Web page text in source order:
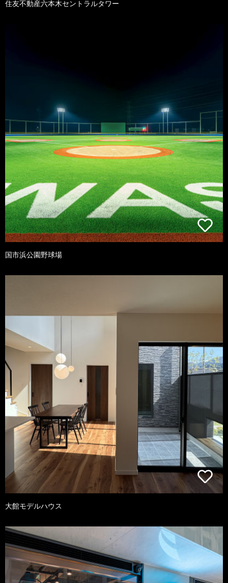
住友不動産六本木セントラルタワー
国市浜公園野球場
大館モデルハウス